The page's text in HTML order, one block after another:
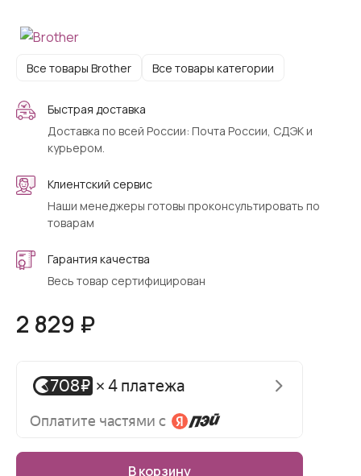
Все товары Brother Все товары категории
Быстрая доставка
Доставка по всей России: Почта России, СДЭК и
курьером.
Клиентский сервис
Наши менеджеры готовы проконсультировать по
товарам
Гарантия качества
Весь товар сертифицирован
2 829 ₽
В корзину